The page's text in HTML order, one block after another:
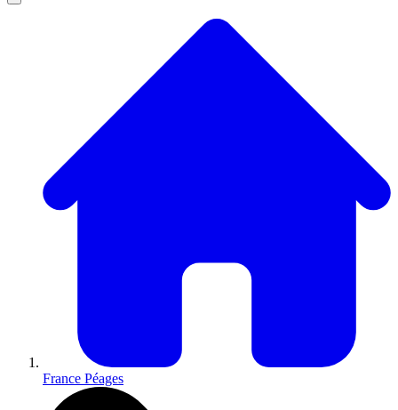
France Péages